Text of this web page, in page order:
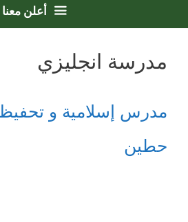
أعلن معنا
مدرسة انجليزي
مدرس إسلامية و
حطين